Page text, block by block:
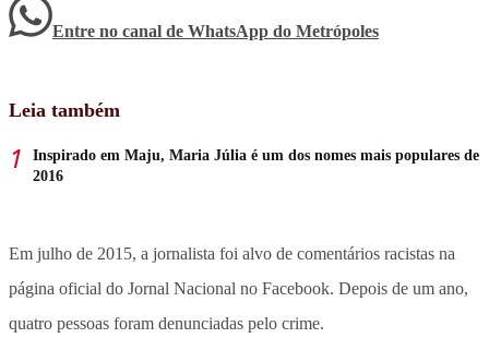
Entre no canal de WhatsApp do Metrópoles
Leia também
Inspirado em Maju, Maria Júlia é um dos nomes mais populares de
2016
Em julho de 2015, a jornalista foi alvo de comentários racistas na
página oficial do Jornal Nacional no Facebook. Depois de um ano,
quatro pessoas foram denunciadas pelo crime.